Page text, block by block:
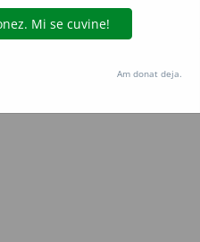
(https://dexonline.ro)
metode de extragere automată
de date oferite oficial spre utilizare
Hosterion
Am donat deja.